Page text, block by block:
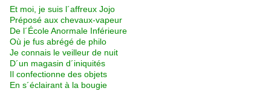
Et moi, je suis l´affreux Jojo
Préposé aux chevaux-vapeur
De l´École Anormale Inférieure
Où je fus abrégé de philo
Je connais le veilleur de nuit
D´un magasin d´iniquités
Il confectionne des objets
En s´éclairant à la bougie